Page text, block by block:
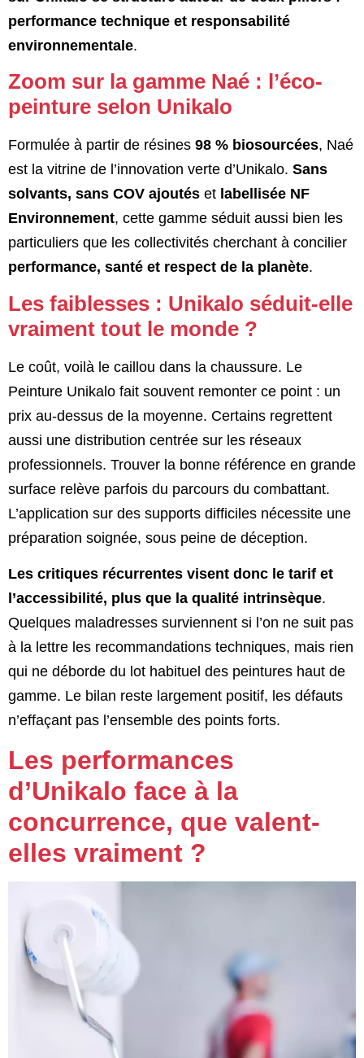
performance technique et responsabilité
environnementale.
Zoom sur la gamme Naé : l’éco-
peinture selon Unikalo
Formulée à partir de résines 98 % biosourcées, Naé
est la vitrine de l’innovation verte d’Unikalo. Sans
solvants, sans COV ajoutés et labellisée NF
Environnement, cette gamme séduit aussi bien les
particuliers que les collectivités cherchant à concilier
performance, santé et respect de la planète.
Les faiblesses : Unikalo séduit-elle
vraiment tout le monde ?
Le coût, voilà le caillou dans la chaussure. Le
Peinture Unikalo fait souvent remonter ce point : un
prix au-dessus de la moyenne. Certains regrettent
aussi une distribution centrée sur les réseaux
professionnels. Trouver la bonne référence en grande
surface relève parfois du parcours du combattant.
L’application sur des supports difficiles nécessite une
préparation soignée, sous peine de déception.
Les critiques récurrentes visent donc le tarif et
l’accessibilité, plus que la qualité intrinsèque.
Quelques maladresses surviennent si l’on ne suit pas
à la lettre les recommandations techniques, mais rien
qui ne déborde du lot habituel des peintures haut de
gamme. Le bilan reste largement positif, les défauts
n’effaçant pas l’ensemble des points forts.
Les performances
d’Unikalo face à la
concurrence, que valent-
elles vraiment ?